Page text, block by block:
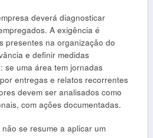
deverá diagnosticar
A exigência é
presentes na organização do
e definir medidas
se uma área tem jornadas
entregas e relatos recorrentes
devem ser analisados como
com ações documentadas.
se resume a aplicar um